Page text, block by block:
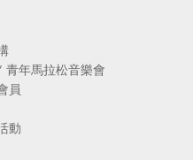
青年馬拉松音樂會
員
動